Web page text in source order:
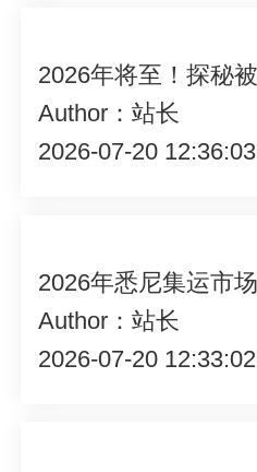
Author：站长
2026-07-20 12:36:03
Author：站长
2026-07-20 12:33:02